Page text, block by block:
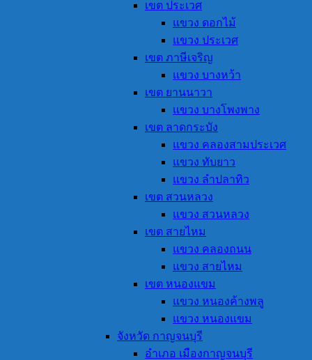
เขต ประเวศ
แขวง ดอกไม้
แขวง ประเวศ
เขต ภาษีเจริญ
แขวง บางหว้า
เขต ยานนาวา
แขวง บางโพงพาง
เขต ลาดกระบัง
แขวง คลองสามประเวศ
แขวง ทับยาว
แขวง ลำปลาทิว
เขต สวนหลวง
แขวง สวนหลวง
เขต สายไหม
แขวง คลองถนน
แขวง สายไหม
เขต หนองแขม
แขวง หนองค้างพลู
แขวง หนองแขม
จังหวัด กาญจนบุรี
อำเภอ เมืองกาญจนบุรี